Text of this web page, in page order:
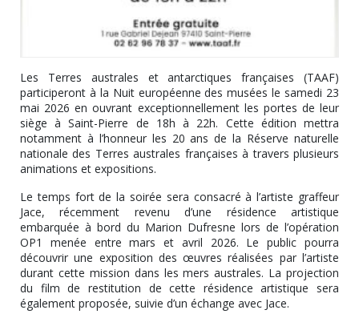
Les Terres australes et antarctiques françaises (TAAF)
participeront à la Nuit européenne des musées le samedi 23
mai 2026 en ouvrant exceptionnellement les portes de leur
siège à Saint-Pierre de 18h à 22h. Cette édition mettra
notamment à l’honneur les 20 ans de la Réserve naturelle
nationale des Terres australes françaises à travers plusieurs
animations et expositions.
Le temps fort de la soirée sera consacré à l’artiste graffeur
Jace, récemment revenu d’une résidence artistique
embarquée à bord du Marion Dufresne lors de l’opération
OP1 menée entre mars et avril 2026. Le public pourra
découvrir une exposition des œuvres réalisées par l’artiste
durant cette mission dans les mers australes. La projection
du film de restitution de cette résidence artistique sera
également proposée, suivie d’un échange avec Jace.